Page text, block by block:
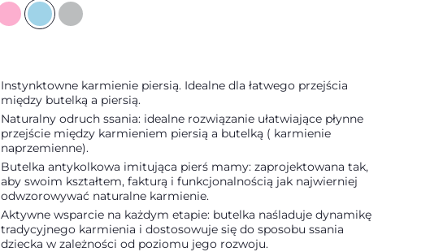
Instynktowne karmienie piersią. Idealne dla łatwego przejścia
między butelką a piersią.
Naturalny odruch ssania: idealne rozwiązanie ułatwiające płynne
przejście między karmieniem piersią a butelką ( karmienie
naprzemienne).
Butelka antykolkowa imitująca pierś mamy: zaprojektowana tak,
aby swoim kształtem, fakturą i funkcjonalnością jak najwierniej
odwzorowywać naturalne karmienie.
Aktywne wsparcie na każdym etapie: butelka naśladuje dynamikę
tradycyjnego karmienia i dostosowuje się do sposobu ssania
dziecka w zależności od poziomu jego rozwoju.